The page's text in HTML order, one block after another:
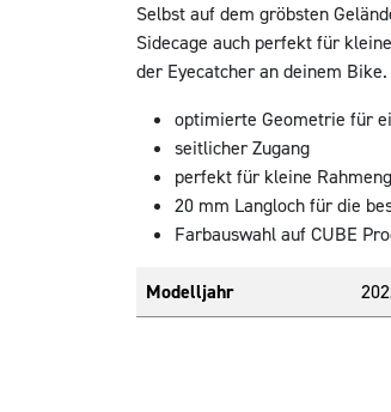
Selbst auf dem gröbsten
Sidecage auch perfekt für
der Eyecatcher an deinem Bike.
optimierte Geometrie für
seitlicher Zugang
perfekt für kleine
20 mm Langloch für die
Farbauswahl auf CUBE
Modelljahr